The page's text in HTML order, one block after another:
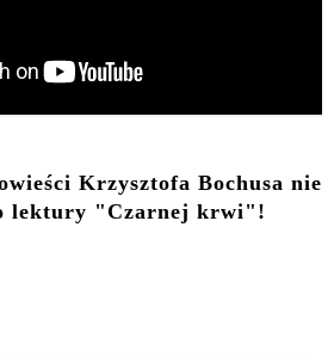
Krzysztofa Bochusa nie
lektury "Czarnej krwi"!